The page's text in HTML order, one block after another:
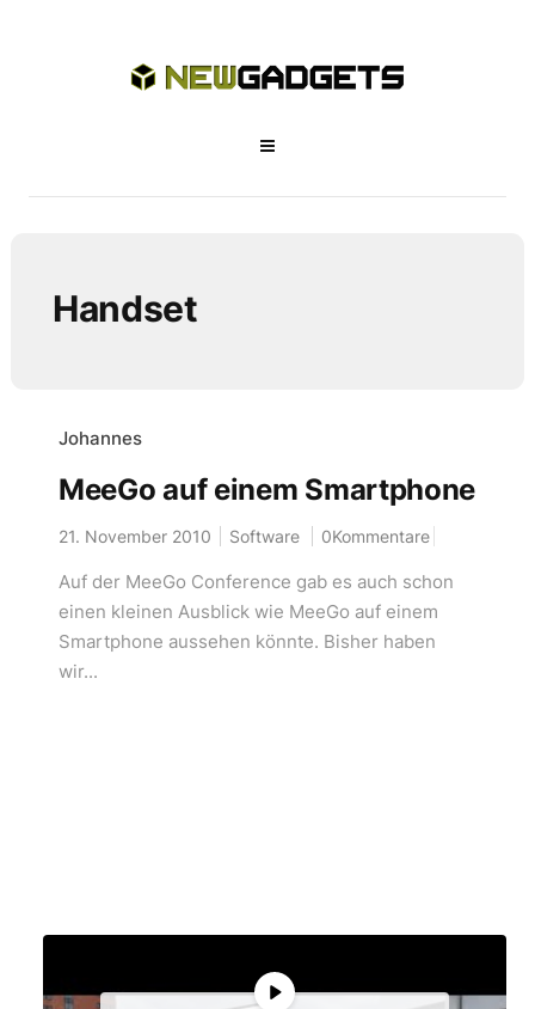
Handset
Johannes
MeeGo auf einem Smartphone
21. November 2010 Software 0Kommentare
Auf der MeeGo Conference gab es auch schon
einen kleinen Ausblick wie MeeGo auf einem
Smartphone aussehen könnte. Bisher haben
wir...